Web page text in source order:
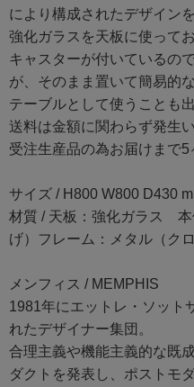
により構成されたデザイン
強化ガラスを天板に使って
キャスターが付いているの
が、そのまま置いて簡易的
テーブルとして使うことも出
送料は金額に関わらず発生
受注生産品の為お届けまで5
サイズ / H800 W800 D430
材質 / 天板：強化ガラス 本
げ）フレーム：メタル（ク
メンフィス / MEMPHIS
1981年にエットレ・ソット
れたデザイナー集団。
合理主義や機能主義的な既
ダクトを発表し、ポストモ